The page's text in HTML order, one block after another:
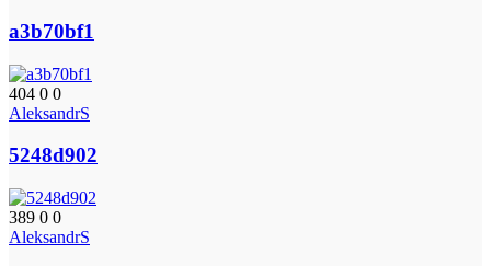
a3b70bf1
404 0 0
AleksandrS
5248d902
389 0 0
AleksandrS